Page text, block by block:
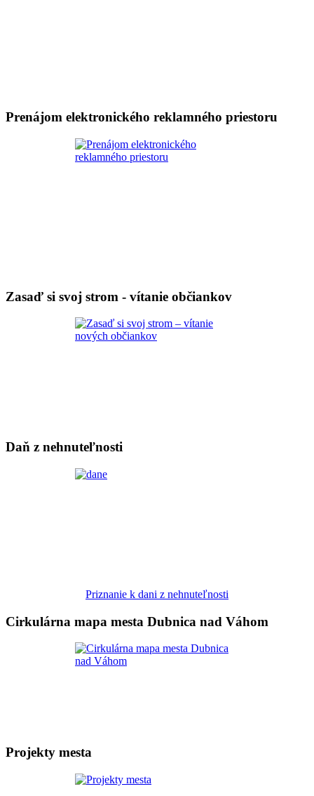
Prenájom elektronického reklamného priestoru
Zasaď si svoj strom - vítanie občiankov
Daň z nehnuteľnosti
Priznanie k dani z nehnuteľnosti
Cirkulárna mapa mesta Dubnica nad Váhom
Projekty mesta